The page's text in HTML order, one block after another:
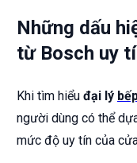
Những dấu
từ Bosch uy
Khi tìm hiểu đại lý
người dùng có thể
mức độ uy tín của